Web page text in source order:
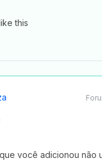
this
você adicionou não